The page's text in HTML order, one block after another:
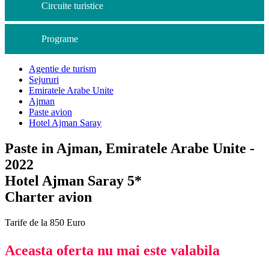
Circuite turistice
Programe
Agentie de turism
Sejururi
Emiratele Arabe Unite
Ajman
Paste avion
Hotel Ajman Saray
Paste in Ajman, Emiratele Arabe Unite -
2022
Hotel Ajman Saray 5*
Charter avion
Tarife de la 850 Euro
Aceasta oferta nu mai este valabila